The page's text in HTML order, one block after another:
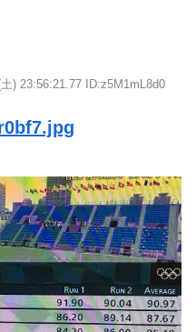
) 23:56:21.77 ID:z5M1mL8d0